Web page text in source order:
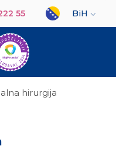
55
Select your
BiH
hirurgija